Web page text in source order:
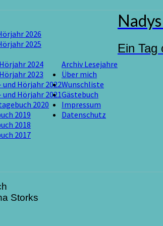
2026
2025
Archiv Lesejahre
2024
2023
und Hörjahr 2022
und Hörjahr 2021
2020
2019
2018
2017
Über mich
Wunschliste
Gästebuch
Impressum
Datenschutz
Ein Tag
Storks